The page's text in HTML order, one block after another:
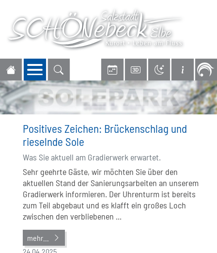
Navigation öffnen
Positives Zeichen: Brückenschlag und
rieselnde Sole
Was Sie aktuell am Gradierwerk erwartet.
Sehr geehrte Gäste, wir möchten Sie über den
aktuellen Stand der Sanierungsarbeiten an unserem
Gradierwerk informieren. Der Uhrenturm ist bereits
zum Teil abgebaut und es klafft ein großes Loch
zwischen den verbliebenen ...
mehr...